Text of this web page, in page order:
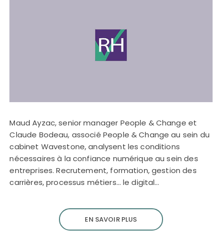
Maud Ayzac, senior manager People & Change et
Claude Bodeau, associé People & Change au sein du
cabinet Wavestone, analysent les conditions
nécessaires à la confiance numérique au sein des
entreprises. Recrutement, formation, gestion des
carrières, processus métiers… le digital…
EN SAVOIR PLUS